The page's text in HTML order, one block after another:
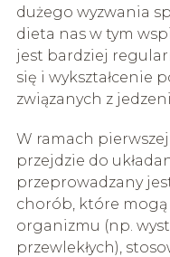
dużego wyzwania
dieta nas w tym
jest bardziej
się i wykształcenie
związanych z
W ramach
przejdzie do
przeprowadzany
chorób, które mogą
organizmu (np.
przewlekłych),